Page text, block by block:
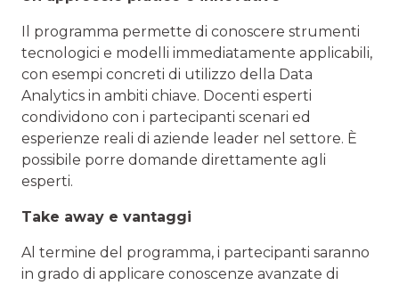
Il programma permette di conoscere strumenti
tecnologici e modelli immediatamente applicabili,
con esempi concreti di utilizzo della Data
Analytics in ambiti chiave. Docenti esperti
condividono con i partecipanti scenari ed
esperienze reali di aziende leader nel settore. È
possibile porre domande direttamente agli
esperti.
Take away e vantaggi
Al termine del programma, i partecipanti saranno
in grado di applicare conoscenze avanzate di